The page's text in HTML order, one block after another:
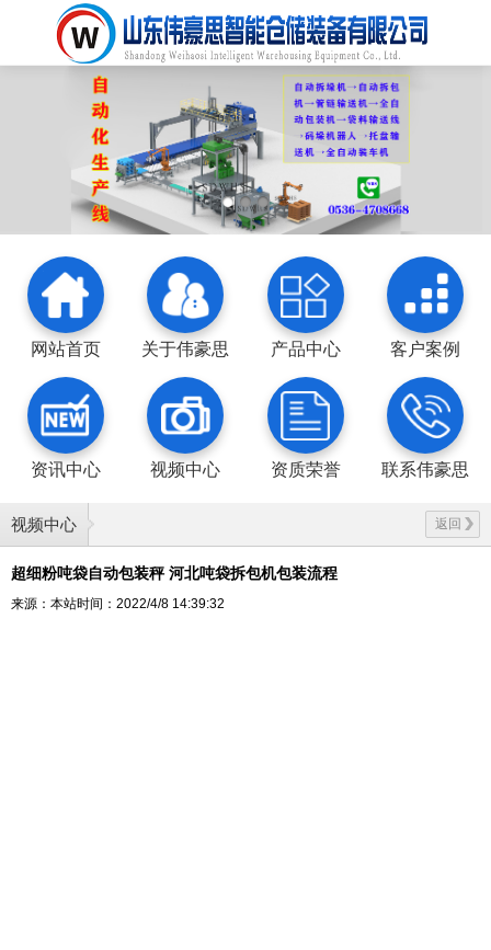
网站首页 关于伟豪思 产品中心 客户案例
资讯中心 视频中心 资质荣誉 联系伟豪思
视频中心 返回
超细粉吨袋自动包装秤 河北吨袋拆包机包装流程
来源：本站时间：2022/4/8 14:39:32